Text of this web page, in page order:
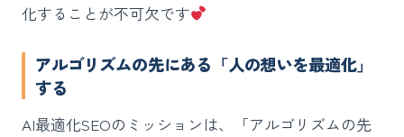
化することが不可欠です
アルゴリズムの先にある「人の想いを最適化」
する
AI最適化SEOのミッションは、「アルゴリズムの先